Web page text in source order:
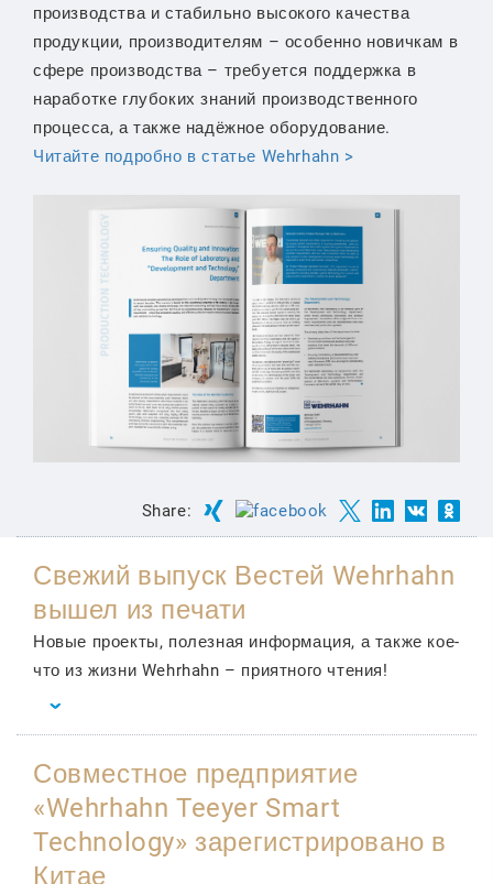
производства и стабильно высокого качества
продукции, производителям – особенно новичкам в
сфере производства – требуется поддержка в
наработке глубоких знаний производственного
процесса, а также надёжное оборудование.
Читайте подробно в статье Wehrhahn >
Share:
Свежий выпуск Вестей Wehrhahn
вышел из печати
Новые проекты, полезная информация, а также кое-
что из жизни Wehrhahn – приятного чтения!
Совместное предприятие
«Wehrhahn Teeyer Smart
Technology» зарегистрировано в
Китае